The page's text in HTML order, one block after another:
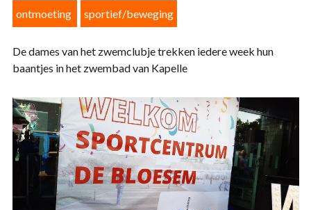
ontmoeting sportief/beweging
De dames van het zwemclubje trekken iedere week hun
baantjes in het zwembad van Kapelle